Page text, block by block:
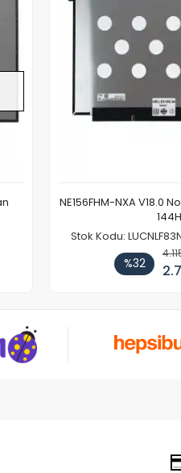
NE156FHM-NXA V18.0
Stok Kodu:
%32